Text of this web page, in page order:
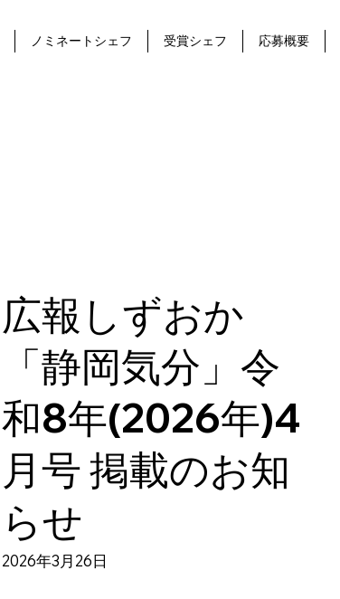
ノミネートシェフ 受賞シェフ 応募概要
広報しずおか
「静岡気分」令
和8年(2026年)4
月号 掲載のお知
らせ
2026年3月26日